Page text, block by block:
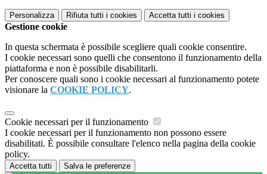
Personalizza Rifiuta tutti i cookies Accetta tutti i cookies
Gestione cookie
In questa schermata è possibile scegliere quali cookie consentire.
I cookie necessari sono quelli che consentono il funzionamento della
piattaforma e non è possibile disabilitarli.
Per conoscere quali sono i cookie necessari al funzionamento potete
visionare la COOKIE POLICY.
Cookie necessari per il funzionamento
I cookie necessari per il funzionamento non possono essere
disabilitati. È possibile consultare l'elenco nella pagina della cookie
policy.
Accetta tutti Salva le preferenze